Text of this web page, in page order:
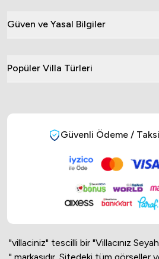
Güven ve Yasal Bilgiler
Popüler Villa Türleri
Güvenli Ödeme /
"villaciniz" tescilli bir "Villacınız